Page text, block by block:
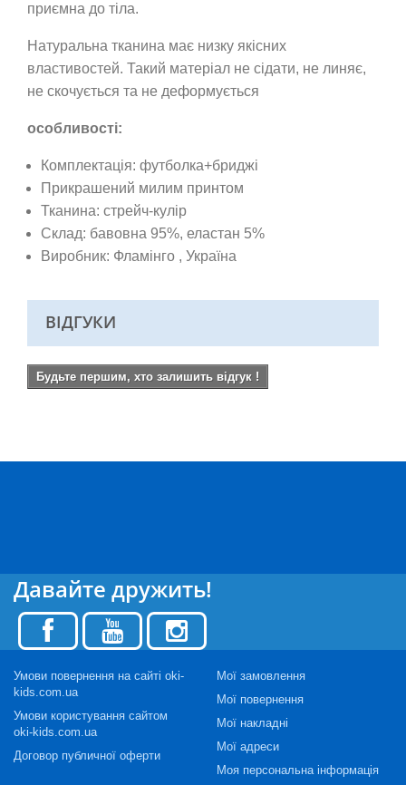
приємна до тіла.
Натуральна тканина має низку якісних
властивостей. Такий матеріал не сідати, не линяє,
не скочується та не деформується
особливості:
Комплектація: футболка+бриджі
Прикрашений милим принтом
Тканина: стрейч-кулір
Склад: бавовна 95%, еластан 5%
Виробник: Фламінго , Україна
ВІДГУКИ
Будьте першим, хто залишить відгук !
Давайте дружить!
Умови повернення на сайті oki-
kids.com.ua
Умови користування сайтом
oki-kids.com.ua
Договор публичної оферти
Мої замовлення
Мої повернення
Мої накладні
Мої адреси
Моя персональна інформація